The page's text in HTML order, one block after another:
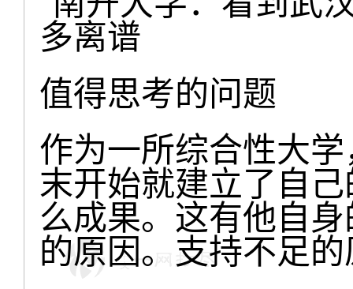
值得思考的问题
作为一所综合性大
末开始就建立了自
么成果。这有他自
的原因。支持不足